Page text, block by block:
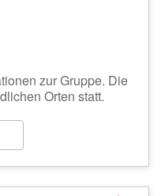
zur Gruppe. Die
Orten statt.